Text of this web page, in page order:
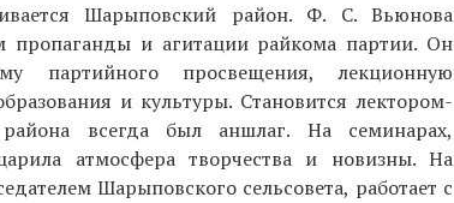
Шарыповский район. Ф. С. Вьюнова
пропаганды и агитации райкома партии. Он
партийного просвещения, лекционную
и культуры. Становится лектором-
всегда был аншлаг. На семинарах,
атмосфера творчества и новизны. На
Шарыповского сельсовета, работает с